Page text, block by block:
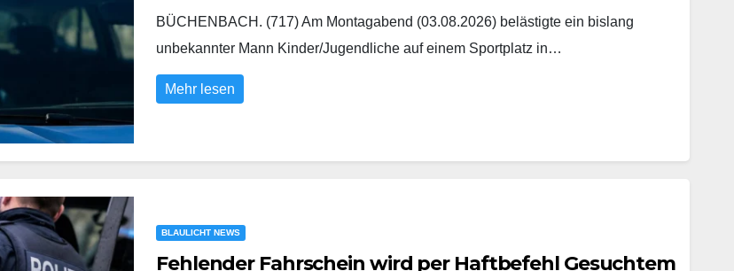
BÜCHENBACH. (717) Am Montagabend (03.08.2026) belästigte ein bislang
unbekannter Mann Kinder/Jugendliche auf einem Sportplatz in…
Mehr lesen
BLAULICHT NEWS
Fehlender Fahrschein wird per Haftbefehl Gesuchtem